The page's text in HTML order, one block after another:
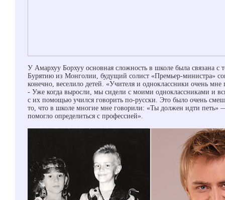
У Амархуу Борхуу основная сложность в школе была связана с
Бурятию из Монголии, будущий солист «Премьер-министра»
конечно, веселило детей. «Учителя и одноклассники очень мне
- Уже когда выросли, мы сидели с моими одноклассниками и
с их помощью учился говорить по-русски. Это было очень
то, что в школе многие мне говорили: «Ты должен идти петь»
помогло определиться с профессией».